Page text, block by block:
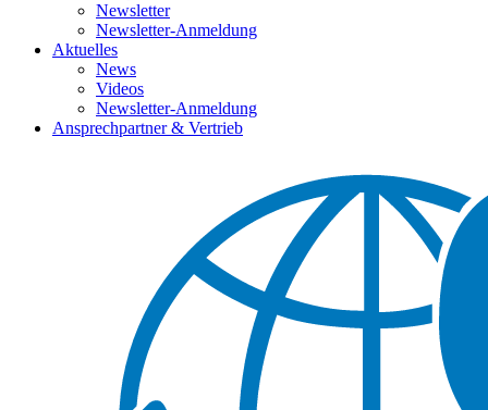
Newsletter
Newsletter-Anmeldung
Aktuelles
News
Videos
Newsletter-Anmeldung
Ansprechpartner & Vertrieb